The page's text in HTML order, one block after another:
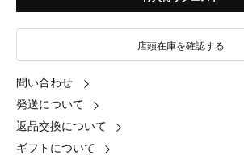
店頭在庫を確認する
問い合わせ
発送について
返品交換について
ギフトについて